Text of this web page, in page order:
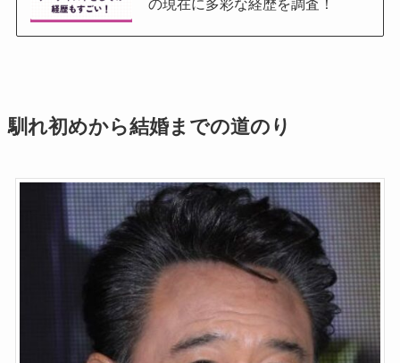
馴れ初めから結婚までの道のり